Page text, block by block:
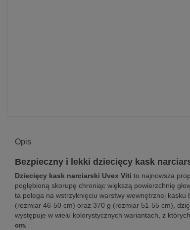
Opis
Bezpieczny i lekki dziecięcy kask
Dziecięcy kask narciarski Uvex Viti to najnowsza
pogłębioną skorupę chroniąc większą powierzchnię
ta polega na wstrzyknięciu warstwy wewnętrznej
(rozmiar 46-50 cm) oraz 370 g (rozmiar 51-55 cm),
występuje w wielu kolorystycznych wariantach, z
cm.